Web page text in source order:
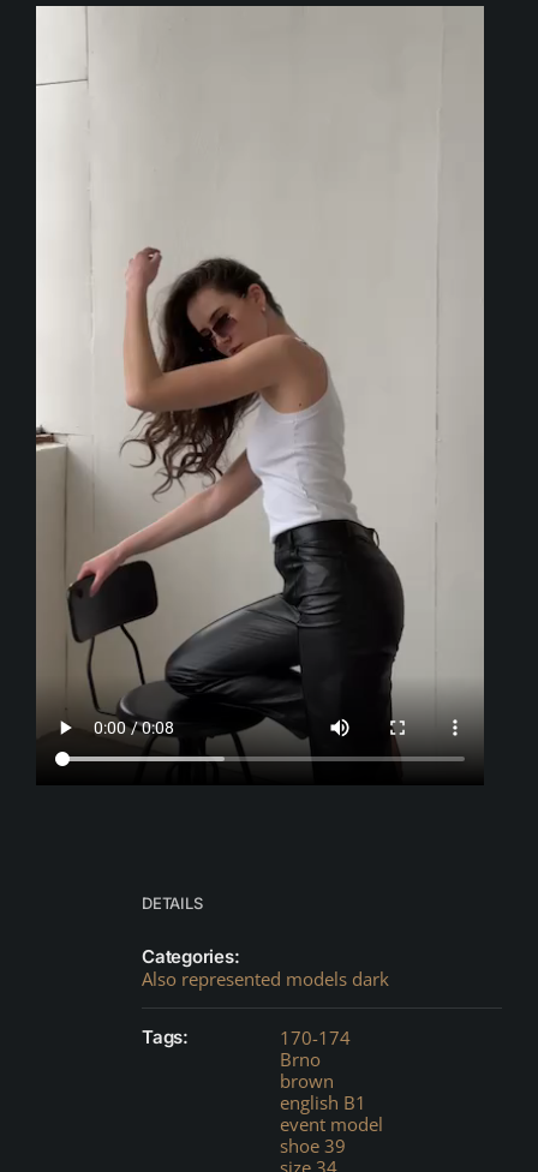
DETAILS
Categories:
Also represented models dark
Tags:
170-174
Brno
brown
english B1
event model
shoe 39
size 34